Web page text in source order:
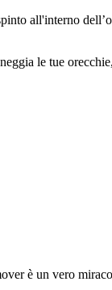
all'interno
le tue
è un vero